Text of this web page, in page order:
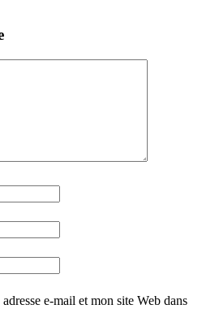
e-mail et mon site Web dans